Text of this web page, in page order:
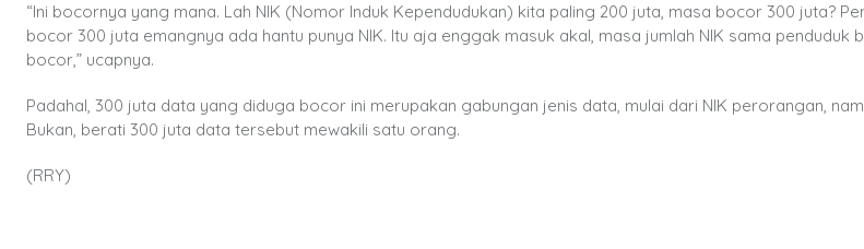
“Ini bocornya yang mana. Lah NIK (Nomor Induk Kependudukan) kita paling 200 juta, masa bocor 300 juta?
bocor 300 juta emangnya ada hantu punya NIK. Itu aja enggak masuk akal, masa jumlah NIK sama penduduk
bocor,” ucapnya.
Padahal, 300 juta data yang diduga bocor ini merupakan gabungan jenis data, mulai dari NIK perorangan,
Bukan, berati 300 juta data tersebut mewakili satu orang.
(RRY)